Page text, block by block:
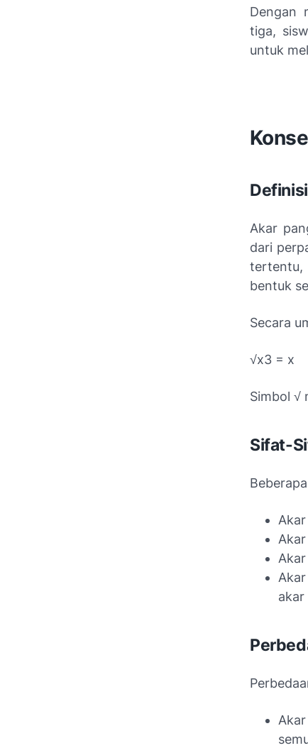
Dengan
tiga,
untuk
Akar
dari
tertentu,
bentuk
Secara
√x3 = x
Simbol √
Sifat-